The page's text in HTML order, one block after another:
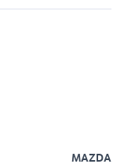
MAZDA